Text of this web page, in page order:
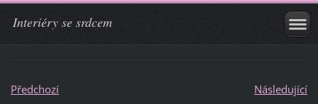
Interiéry se srdcem
Předchozí
Následující